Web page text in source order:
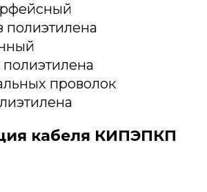
полиэтилена
проволок
кабеля КИПЭПКП